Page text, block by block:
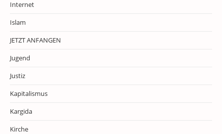
Internet
Islam
JETZT ANFANGEN
Jugend
Justiz
Kapitalismus
Kargida
Kirche